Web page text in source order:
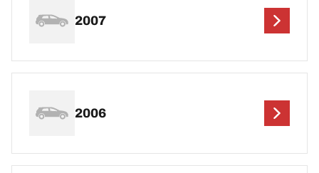
2007
2006